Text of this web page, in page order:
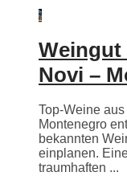
Weingut
Novi –
Top-Weine
Montenegro
bekannten
einplanen.
traumhaften ...